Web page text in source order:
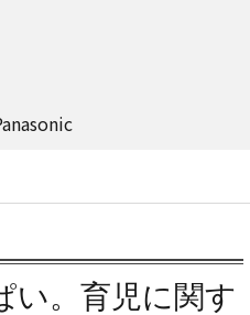
い。育児に関す